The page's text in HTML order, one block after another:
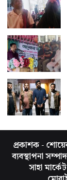
প্রকাশক -
ব্যবস্থাপনা
সাহা